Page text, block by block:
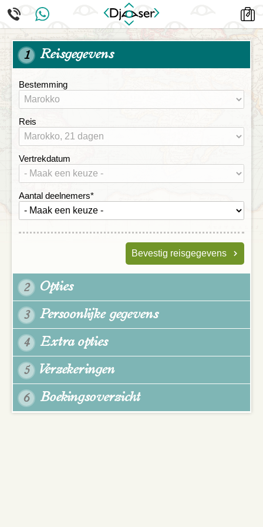
1 Reisgegevens
Bestemming
Reis
Vertrekdatum
Aantal deelnemers*
Bevestig reisgegevens
2 Opties
3 Persoonlijke gegevens
4 Extra opties
5 Verzekeringen
6 Boekingsoverzicht